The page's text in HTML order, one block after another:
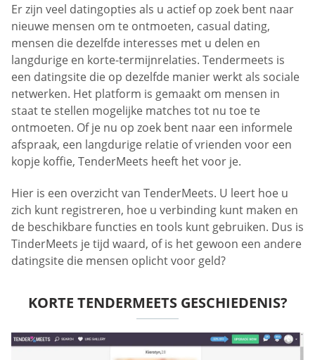
Er zijn veel datingopties als u actief op zoek bent naar
nieuwe mensen om te ontmoeten, casual dating,
mensen die dezelfde interesses met u delen en
langdurige en korte-termijnrelaties. Tendermeets is
een datingsite die op dezelfde manier werkt als sociale
netwerken. Het platform is gemaakt om mensen in
staat te stellen mogelijke matches tot nu toe te
ontmoeten. Of je nu op zoek bent naar een informele
afspraak, een langdurige relatie of vrienden voor een
kopje koffie, TenderMeets heeft het voor je.
Hier is een overzicht van TenderMeets. U leert hoe u
zich kunt registreren, hoe u verbinding kunt maken en
de beschikbare functies en tools kunt gebruiken. Dus is
TinderMeets je tijd waard, of is het gewoon een andere
datingsite die mensen oplicht voor geld?
KORTE TENDERMEETS GESCHIEDENIS?